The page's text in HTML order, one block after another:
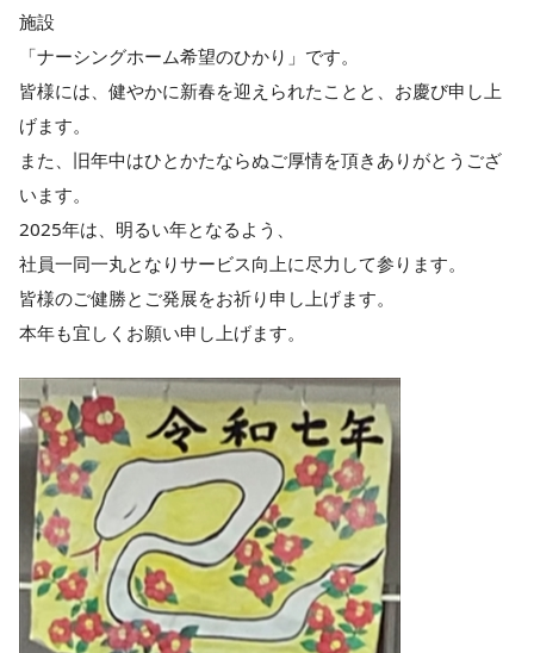
施設
「ナーシングホーム希望のひかり」です。
皆様には、健やかに新春を迎えられたことと、お慶び申し上
げます。
また、旧年中はひとかたならぬご厚情を頂きありがとうござ
います。
2025年は、明るい年となるよう、
社員一同一丸となりサービス向上に尽力して参ります。
皆様のご健勝とご発展をお祈り申し上げます。
本年も宜しくお願い申し上げます。